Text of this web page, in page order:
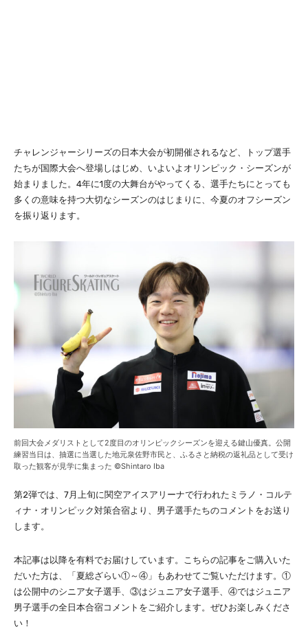
チャレンジャーシリーズの日本大会が初開催されるなど、トップ選手
たちが国際大会へ登場しはじめ、いよいよオリンピック・シーズンが
始まりました。4年に1度の大舞台がやってくる、選手たちにとっても
多くの意味を持つ大切なシーズンのはじまりに、今夏のオフシーズン
を振り返ります。
前回大会メダリストとして2度目のオリンピックシーズンを迎える鍵山優真。公開
練習当日は、抽選に当選した地元泉佐野市民と、ふるさと納税の返礼品として受け
取った観客が見学に集まった ©Shintaro Iba
第2弾では、7月上旬に関空アイスアリーナで行われたミラノ・コルテ
ィナ・オリンピック対策合宿より、男子選手たちのコメントをお送り
します。
本記事は以降を有料でお届けしています。こちらの記事をご購入いた
だいた方は、「夏総ざらい①～④」もあわせてご覧いただけます。①
は公開中のシニア女子選手、③はジュニア女子選手、④ではジュニア
男子選手の全日本合宿コメントをご紹介します。ぜひお楽しみくださ
い！